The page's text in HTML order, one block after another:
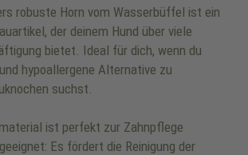
robuste Horn vom Wasserbüffel ist ein
der deinem Hund über viele
bietet. Ideal für dich, wenn du
hypoallergene Alternative zu
suchst.
ist perfekt zur Zahnpflege
Es fördert die Reinigung der